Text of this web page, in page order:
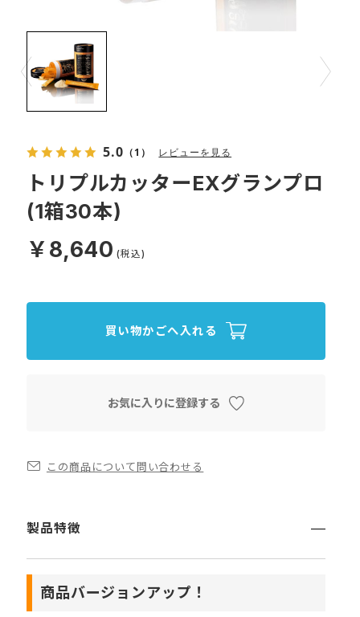
5.0 （1） レビューを見る
トリプルカッターEXグランプロ
(1箱30本)
￥8,640
買い物かごへ入れる
お気に入りに登録する
この商品について問い合わせる
製品特徴
商品バージョンアップ！